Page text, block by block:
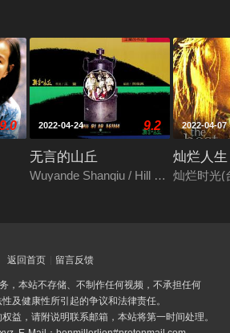
法，绝望之际发现前方熟悉的身
9.0 2022-04-24 9.2
无言的山丘
Wuyande Shanqiu / Hill of No Return
2022-04-07
灿烂人生
灿烂时光(
返回首页 留言反馈
，本站不存储、不制作任何视频，不承担任何
及健康性所引起的争议和法律责任。
益，请附说明联系邮箱，本站将第一时间处理。